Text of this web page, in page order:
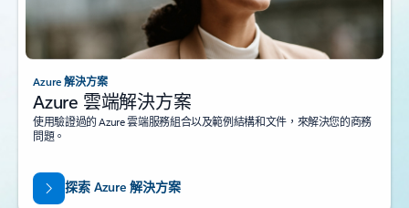
Azure 解決方案
Azure 雲端解決方案
使用驗證過的 Azure 雲端服務組合以及範例結構和文件，來解決您的商務
問題。
探索 Azure 解決方案